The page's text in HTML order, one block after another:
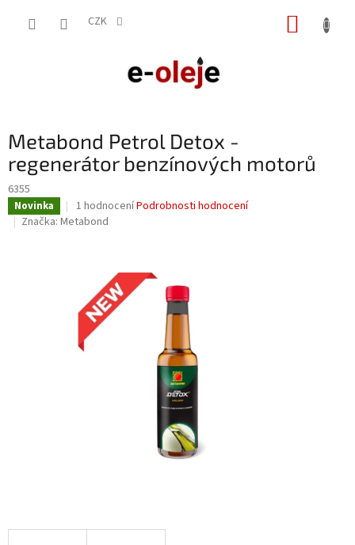
CZK
Metabond Petrol Detox -
regenerátor benzínových motorů
6355
Novinka
Průměrné
hodnocení
hvězdiček.
1 hodnoceníPodrobnosti hodnocení
Značka: Metabond